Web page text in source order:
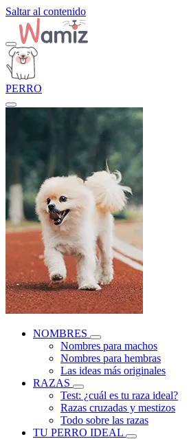
Saltar al contenido
PERRO
NOMBRES
Nombres para machos
Nombres para hembras
Las ideas más originales
RAZAS
Test: ¿cuál es tu raza ideal?
Razas cruzadas y mestizos
Todo sobre las razas
TU PERRO IDEAL